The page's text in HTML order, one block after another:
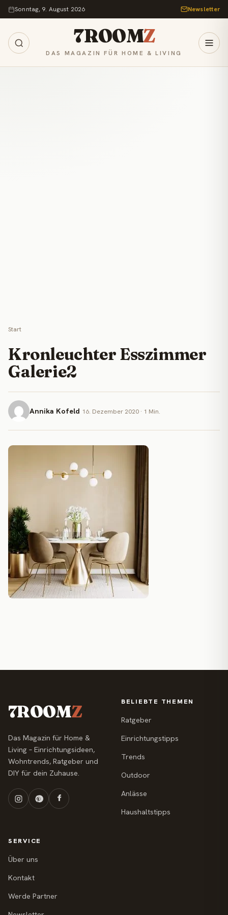
Zum Inhalt springen
Sonntag, 9. August 2026 Newsletter
7ROOMZ
DAS MAGAZIN FÜR HOME & LIVING
Start
Kronleuchter Esszimmer
Galerie2
Annika Kofeld 16. Dezember 2020 · 1 Min.
7ROOMZ
Das Magazin für Home &
Living – Einrichtungsideen,
Wohntrends, Ratgeber und
DIY für dein Zuhause.
BELIEBTE THEMEN
Ratgeber
Einrichtungstipps
Trends
Outdoor
Anlässe
Haushaltstipps
SERVICE
Über uns
Kontakt
Werde Partner